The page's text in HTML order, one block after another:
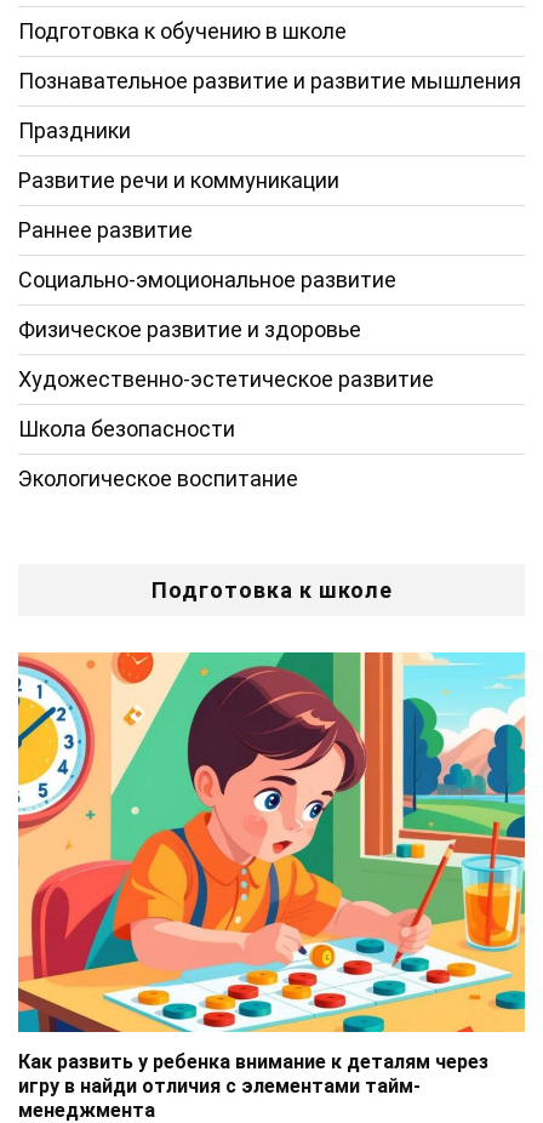
Подготовка к обучению в школе
Познавательное развитие и развитие мышления
Праздники
Развитие речи и коммуникации
Раннее развитие
Социально-эмоциональное развитие
Физическое развитие и здоровье
Художественно-эстетическое развитие
Школа безопасности
Экологическое воспитание
Подготовка к школе
Как развить у ребенка внимание к деталям через
игру в найди отличия с элементами тайм-
менеджмента